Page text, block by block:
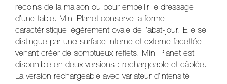
recoins de la maison ou pour embellir le dressage
d’une table. Mini Planet conserve la forme
caractéristique légèrement ovale de l’abat-jour. Elle se
distingue par une surface interne et externe facettée
venant créer de somptueux reflets. Mini Planet est
disponible en deux versions : rechargeable et câblée.
La version rechargeable avec variateur d’intensité